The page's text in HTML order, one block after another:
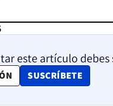
este artículo debes
SUSCRÍBETE
OPENS IN NEW